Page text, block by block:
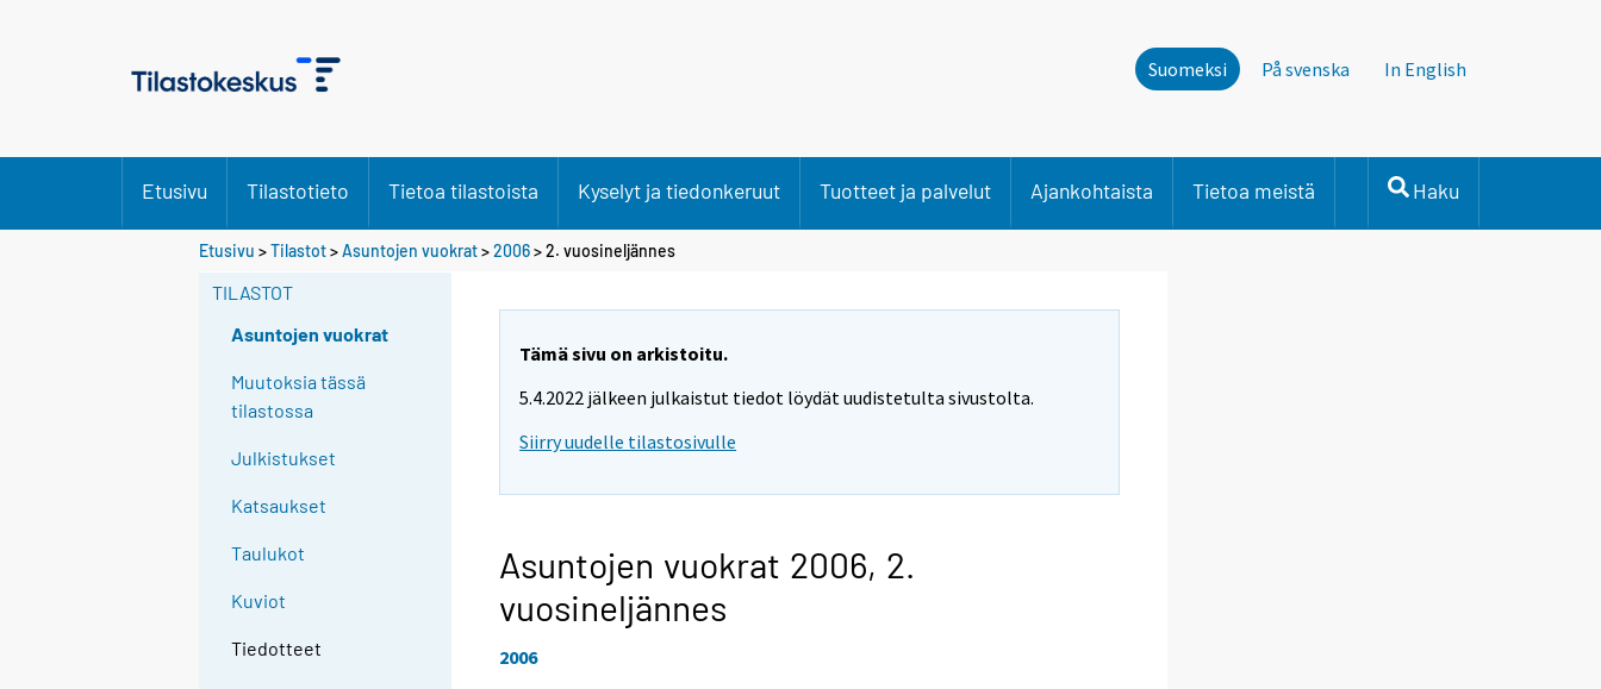
Suomeksi På svenska In English
Etusivu Tilastotieto Tietoa tilastoista Kyselyt ja tiedonkeruut Tuotteet ja palvelut Ajankohtaista Tietoa meistä Haku
Etusivu >Tilastot>Asuntojen vuokrat>2006>2. vuosineljännes
TILASTOT
Asuntojen vuokrat
Muutoksia tässä
tilastossa
Julkistukset
Katsaukset
Taulukot
Kuviot
Tiedotteet
Tämä sivu on arkistoitu.
5.4.2022 jälkeen julkaistut tiedot löydät uudistetulta sivustolta.
Siirry uudelle tilastosivulle
Asuntojen vuokrat 2006, 2.
vuosineljännes
2006